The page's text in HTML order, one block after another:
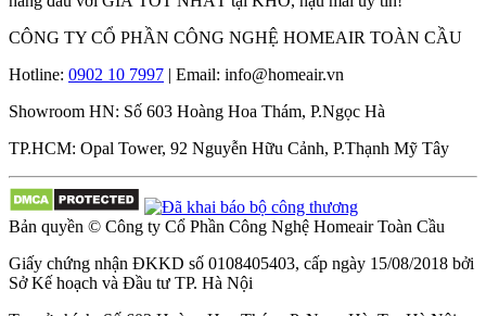
CÔNG TY CỔ PHẦN CÔNG NGHỆ HOMEAIR TOÀN CẦU
Hotline: 0902 10 7997 | Email: info@homeair.vn
Showroom HN: Số 603 Hoàng Hoa Thám, P.Ngọc Hà
TP.HCM: Opal Tower, 92 Nguyễn Hữu Cảnh, P.Thạnh Mỹ Tây
Bản quyền © Công ty Cổ Phần Công Nghệ Homeair Toàn Cầu
Giấy chứng nhận ĐKKD số 0108405403, cấp ngày 15/08/2018 bởi
Sở Kế hoạch và Đầu tư TP. Hà Nội